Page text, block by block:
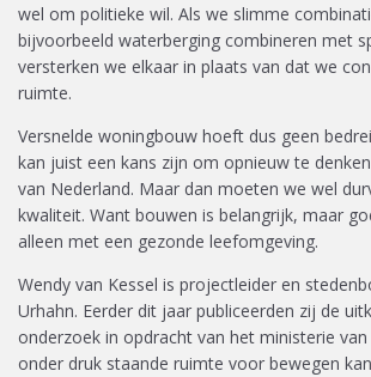
wel om politieke wil. Als we slimme
bijvoorbeeld waterberging combineren met
versterken we elkaar in plaats van dat we
ruimte.
Versnelde woningbouw hoeft dus geen
kan juist een kans zijn om opnieuw te
van Nederland. Maar dan moeten we wel
kwaliteit. Want bouwen is belangrijk, maar
alleen met een gezonde leefomgeving.
Wendy van Kessel is projectleider en
Urhahn. Eerder dit jaar publiceerden zij de
onderzoek in opdracht van het ministerie van
onder druk staande ruimte voor bewegen